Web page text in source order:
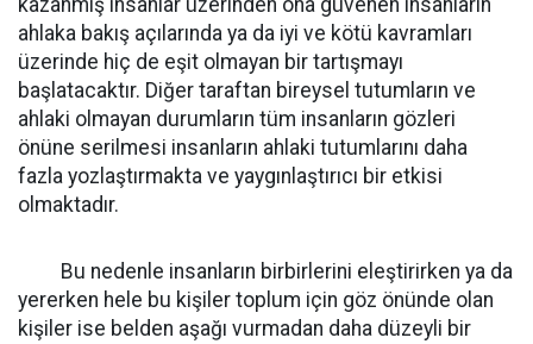
kazanmış insanlar üzerinden ona güvenen insanların
ahlaka bakış açılarında ya da iyi ve kötü kavramları
üzerinde hiç de eşit olmayan bir tartışmayı
başlatacaktır. Diğer taraftan bireysel tutumların ve
ahlaki olmayan durumların tüm insanların gözleri
önüne serilmesi insanların ahlaki tutumlarını daha
fazla yozlaştırmakta ve yaygınlaştırıcı bir etkisi
olmaktadır.
Bu nedenle insanların birbirlerini eleştirirken ya da
yererken hele bu kişiler toplum için göz önünde olan
kişiler ise belden aşağı vurmadan daha düzeyli bir